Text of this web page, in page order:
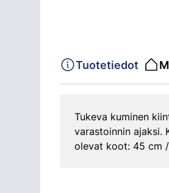
Tuotetiedot
Tukeva kuminen
varastoinnin ajaksi.
olevat koot: 45 cm